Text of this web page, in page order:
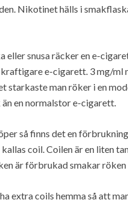
Nikotinet hälls i
eller snusa räcker en e-
kraftigare e-cigarett. 3 mg/ml
starkaste man röker i en
en normalstor e-cigarett.
så finns det en
coil. Coilen är en liten
är förbrukad smakar röken
extra coils hemma så att